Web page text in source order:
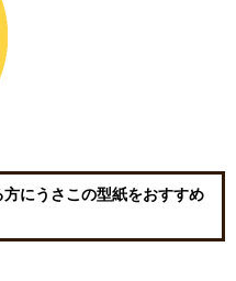
にうさこの型紙をおすすめ